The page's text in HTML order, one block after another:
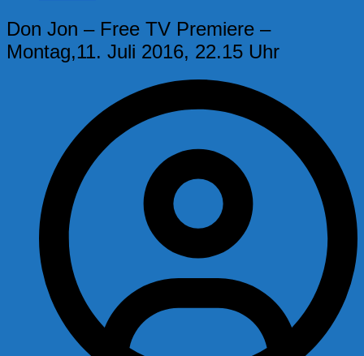
Don Jon – Free TV Premiere –
Montag,11. Juli 2016, 22.15 Uhr